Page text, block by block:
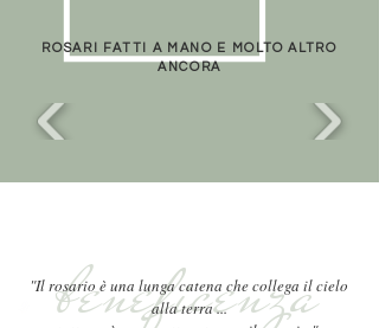
ROSARI FATTI A MANO E MOLTO ALTRO
ANCORA
beneficenza
"Il rosario è una lunga catena che collega il cielo
alla terra ...